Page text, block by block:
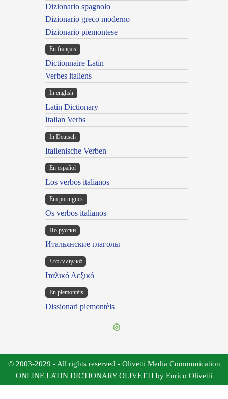
Dizionario spagnolo
Dizionario greco moderno
Dizionario piemontese
En français
Dictionnaire Latin
Verbes italiens
In english
Latin Dictionary
Italian Verbs
In Deutsch
Italienische Verben
En español
Los verbos italianos
Em portugues
Os verbos italianos
По русски
Итальянские глаголы
Στα ελληνικά
Ιταλικό Λεξικό
Ën piemontèis
Dissionari piemontèis
© 2003-2029 - All rights reserved - Olivetti Media Communication
ONLINE LATIN DICTIONARY OLIVETTI by Enrico Olivetti